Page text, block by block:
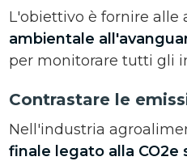
L'obiettivo è fornire
ambientale
per monitorare tutti gli
Contrastare le
Nell'industria
finale legato alla CO2e